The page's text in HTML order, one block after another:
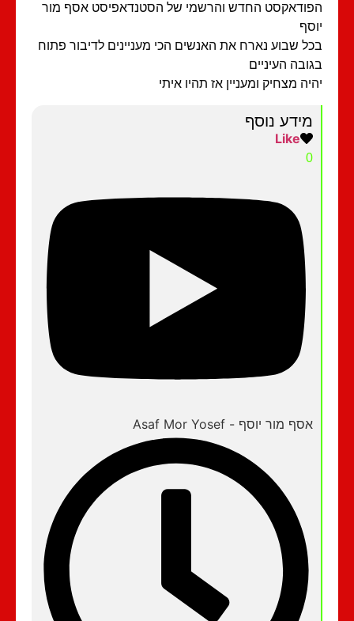
החדש והרשמי של הסטנדאפיסט אסף מור
שבוע נארח את האנשים הכי מעניינים לדיבור פתוח
העיניים
מצחיק ומעניין אז תהיו איתי
מידע נוסף
אסף מור יוסף - Asaf Mor Yosef